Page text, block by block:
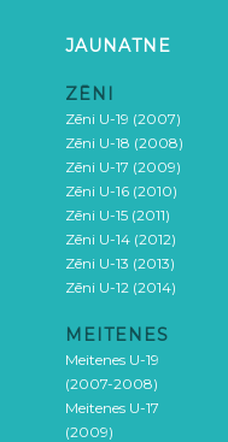
JAUNATNE
ZĒNI
Zēni U-19 (2007)
Zēni U-18 (2008)
Zēni U-17 (2009)
Zēni U-16 (2010)
Zēni U-15 (2011)
Zēni U-14 (2012)
Zēni U-13 (2013)
Zēni U-12 (2014)
MEITENES
Meitenes U-19
(2007-2008)
Meitenes U-17
(2009)